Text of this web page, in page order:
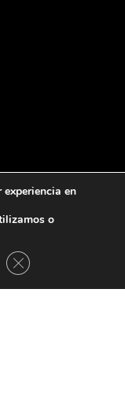
en
o
Cerrar el banner de